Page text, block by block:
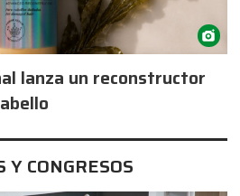
lanza un reconstructor
Y CONGRESOS